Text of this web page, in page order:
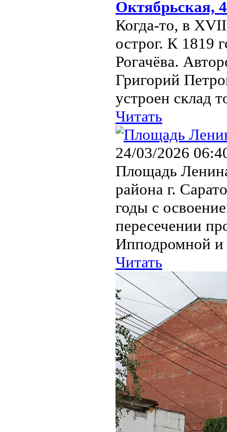
Октябрьская,
Когда-то, в
острог. К 1819
Рогачёва.
Григорий
устроен склад
Читать
24/03/2026
Площадь
района г.
годы с
пересечении
Ипподромной и
Читать